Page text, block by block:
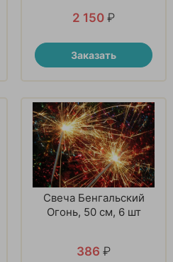
2 150 ₽
Заказать
Свеча Бенгальский
Огонь, 50 см, 6 шт
386 ₽